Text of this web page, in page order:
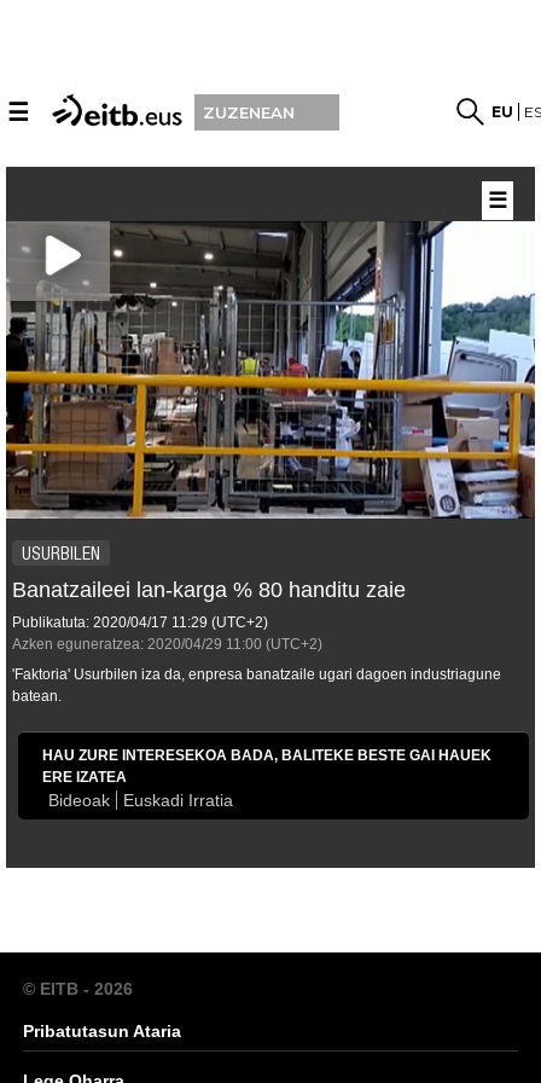
☰ ZUZENEAN EU
USURBILEN
Banatzaileei lan-karga % 80 handitu zaie
Publikatuta: 2020/04/17 11:29 (UTC+2)
Azken eguneratzea: 2020/04/29 11:00 (UTC+2)
'Faktoria' Usurbilen iza da, enpresa banatzaile ugari dagoen industriagune
batean.
HAU ZURE INTERESEKOA BADA, BALITEKE BESTE GAI HAUEK
ERE IZATEA
Bideoak Euskadi Irratia
☰
© EITB - 2026
Pribatutasun Ataria